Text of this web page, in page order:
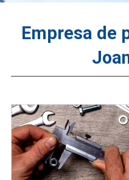
Empresa de